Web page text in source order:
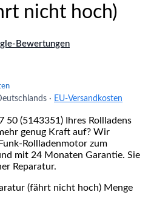
nicht hoch)
Bewertungen
· EU-Versandkosten
50 (5143351) Ihres Rollladens
genug Kraft auf? Wir
Rollladenmotor zum
mit 24 Monaten Garantie. Sie
Reparatur.
(fährt nicht hoch) Menge